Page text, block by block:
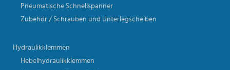
Pneumatische Schnellspanner
Zubehör / Schrauben und Unterlegscheiben
Hydraulikklemmen
Hebelhydraulikklemmen